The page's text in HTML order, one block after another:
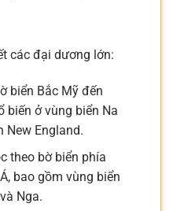
các đại dương lớn:
biển Bắc Mỹ đến
biến ở vùng biển Na
New England.
theo bờ biển phía
bao gồm vùng biển
Nga.